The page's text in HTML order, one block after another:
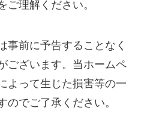
ご理解ください。
事前に予告することなく
ございます。当ホームペ
よって生じた損害等の一
のでご了承ください。